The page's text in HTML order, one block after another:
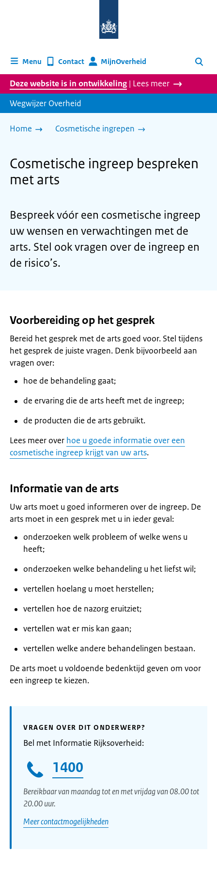
homepage
Menu Contact MijnOverheid Zoeken
Deze website is in ontwikkeling | Lees meer
Wegwijzer Overheid
Home Cosmetische ingrepen
Cosmetische ingreep bespreken
met arts
Bespreek vóór een cosmetische ingreep
uw wensen en verwachtingen met de
arts. Stel ook vragen over de ingreep en
de risico’s.
Voorbereiding op het gesprek
Bereid het gesprek met de arts goed voor. Stel tijdens
het gesprek de juiste vragen. Denk bijvoorbeeld aan
vragen over:
hoe de behandeling gaat;
de ervaring die de arts heeft met de ingreep;
de producten die de arts gebruikt.
Lees meer over hoe u goede informatie over een
cosmetische ingreep krijgt van uw arts.
Informatie van de arts
Uw arts moet u goed informeren over de ingreep. De
arts moet in een gesprek met u in ieder geval:
onderzoeken welk probleem of welke wens u
heeft;
onderzoeken welke behandeling u het liefst wil;
vertellen hoelang u moet herstellen;
vertellen hoe de nazorg eruitziet;
vertellen wat er mis kan gaan;
vertellen welke andere behandelingen bestaan.
De arts moet u voldoende bedenktijd geven om voor
een ingreep te kiezen.
VRAGEN OVER DIT ONDERWERP?
Bel met Informatie Rijksoverheid:
1400
Bereikbaar van maandag tot en met vrijdag van 08.00 tot
20.00 uur.
Meer contactmogelijkheden